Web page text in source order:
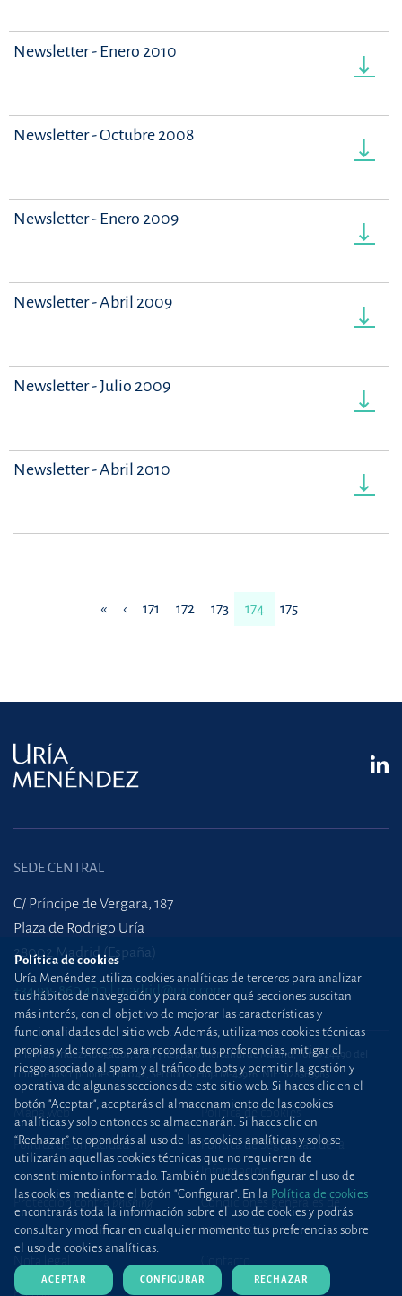
Newsletter - Enero 2010
Newsletter - Octubre 2008
Newsletter - Enero 2009
Newsletter - Abril 2009
Newsletter - Julio 2009
Newsletter - Abril 2010
« ‹ 171 172 173 174 175
SEDE CENTRAL
C/ Príncipe de Vergara, 187
Plaza de Rodrigo Uría
28002 Madrid (España)
+34 915 860 400 madrid@uria.com
Uría Menéndez Abogados, S.L.P. | Registro Mercantil de Madrid, Tomo 24490 del
Libro de Inscripciones Folio 42, Sección 8, Hoja M-43976. NIF: B28563963
Mapa web Política de cookies
Política de privacidad
Política de Seguridad de la
Información
Protección contraphishing
Condiciones generales de
contratación
Prensa
Política de cookies
Uría Menéndez utiliza cookies analíticas de terceros para analizar
tus hábitos de navegación y para conocer qué secciones suscitan
más interés, con el objetivo de mejorar las características y
funcionalidades del sitio web. Además, utilizamos cookies técnicas
propias y de terceros para recordar tus preferencias, mitigar el
riesgo asociado al spam y al tráfico de bots y permitir la gestión y
operativa de algunas secciones de este sitio web. Si haces clic en el
botón "Aceptar", aceptarás el almacenamiento de las cookies
analíticas y solo entonces se almacenarán. Si haces clic en
“Rechazar” te opondrás al uso de las cookies analíticas y solo se
utilizarán aquellas cookies técnicas que no requieren de
consentimiento informado. También puedes configurar el uso de
las cookies mediante el botón "Configurar". En la Política de cookies
encontrarás toda la información sobre el uso de cookies y podrás
consultar y modificar en cualquier momento tus preferencias sobre
el uso de cookies analíticas.
ACEPTAR CONFIGURAR RECHAZAR